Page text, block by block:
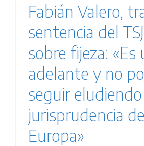
Fabián Valero,
sentencia del
sobre fijeza: «Es
adelante y no
seguir
jurisprudencia de
Europa»